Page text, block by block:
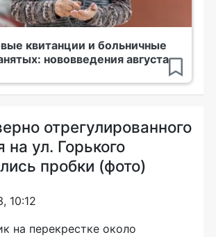
квитанции и больничные
нововведения августа
отрегулированного
ул. Горького
пробки (фото)
10:12
на перекрестке около